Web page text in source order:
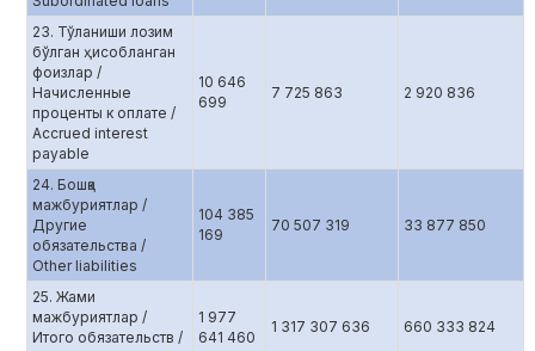
23. Тўланиши лозим
бўлган ҳисобланган
фоизлар /
Начисленные
проценты к оплате /
Accrued interest
payable
10 646
699
7 725 863 2 920 836
24. Бошқа
мажбуриятлар /
Другие
обязательства /
Other liabilities
104 385
169
70 507 319 33 877 850
25. Жами
мажбуриятлар /
Итого обязательств /
1 977
641 460
1 317 307 636 660 333 824